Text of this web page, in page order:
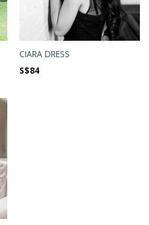
CIARA DRESS
S$84